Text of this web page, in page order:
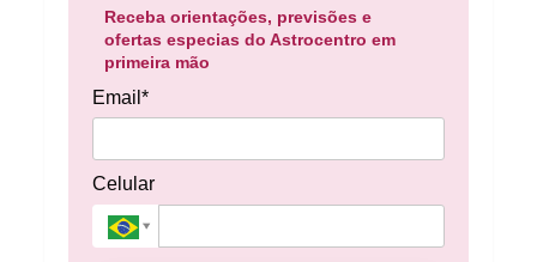
Receba orientações, previsões e
ofertas especias do Astrocentro em
primeira mão
Email*
Celular